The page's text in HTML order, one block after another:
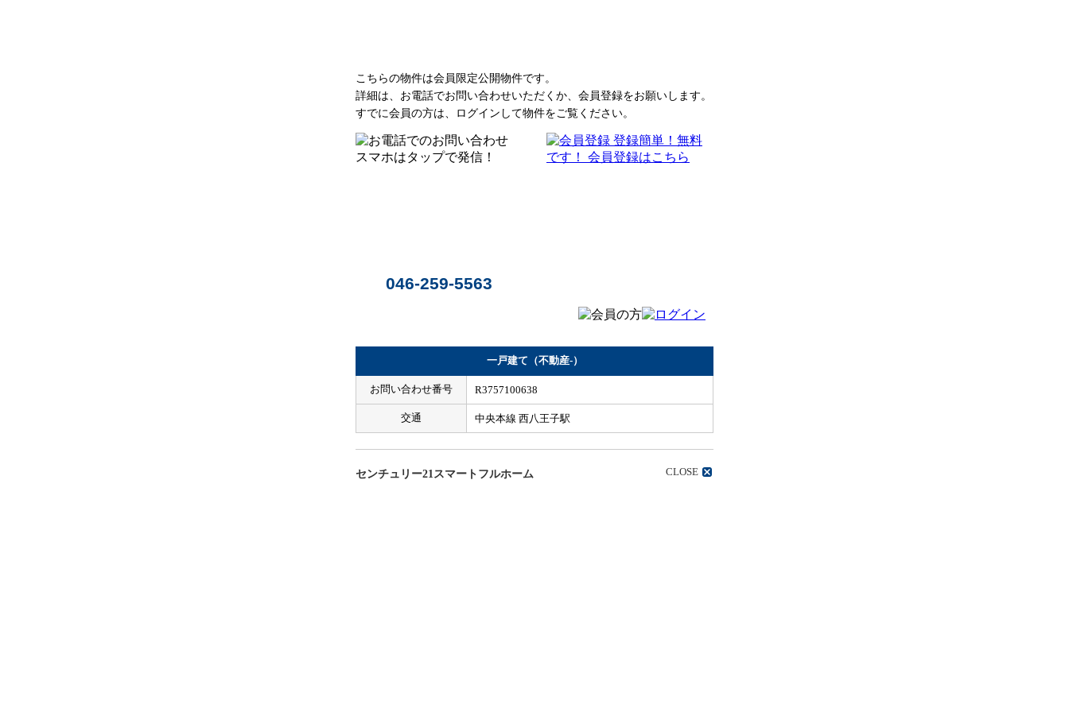
こちらの物件は会員限定公開物件です。
詳細は、お電話でお問い合わせいただくか、会員登録をお願いします。
すでに会員の方は、ログインして物件をご覧ください。
046-259-5563
一戸建て（不動産-）
お問い合わせ番号 R3757100638
交通 中央本線 西八王子駅
センチュリー21スマートフルホーム CLOSE